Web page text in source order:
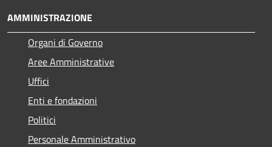
AMMINISTRAZIONE
Organi di Governo
Aree Amministrative
Uffici
Enti e fondazioni
Politici
Personale Amministrativo